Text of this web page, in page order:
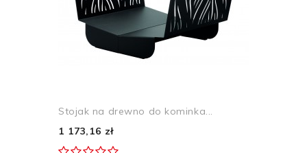
Stojak na drewno do kominka...
1 173,16 zł